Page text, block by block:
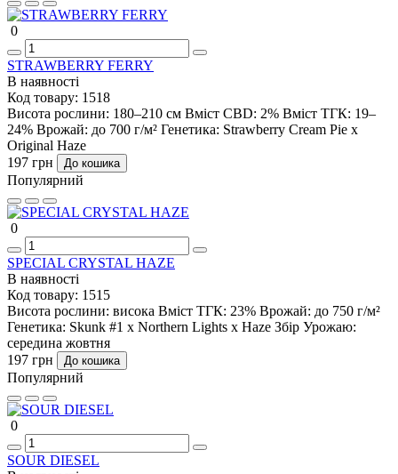
0
STRAWBERRY FERRY
В наявності
Код товару: 1518
Висота рослини: 180–210 см Вміст CBD: 2% Вміст ТГК: 19–
24% Врожай: до 700 г/м² Генетика: Strawberry Cream Pie x
Original Haze
197 грн
До кошика
Популярний
0
SPECIAL CRYSTAL HAZE
В наявності
Код товару: 1515
Висота рослини: висока Вміст ТГК: 23% Врожай: до 750 г/м²
Генетика: Skunk #1 x Northern Lights x Haze Збір Урожаю:
середина жовтня
197 грн
До кошика
Популярний
0
SOUR DIESEL